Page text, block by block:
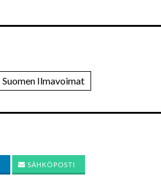
Suomen Ilmavoimat
SÄHKÖPOSTI